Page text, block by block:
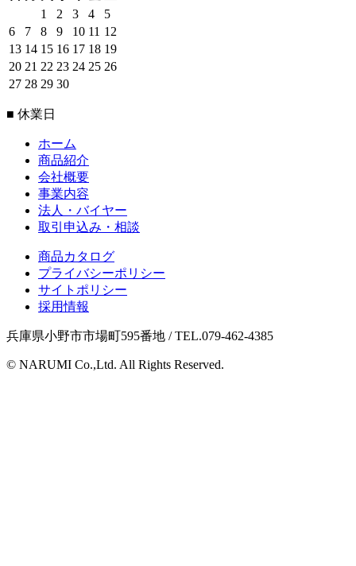
1
2 3 4
5
6
7 8 9 10 11 12
13 14 15 16 17 18 19
20 21 22 23 24 25 26
27 28 29 30
■ 休業日
ホーム
商品紹介
会社概要
事業内容
法人・バイヤー
取引申込み・相談
商品カタログ
プライバシーポリシー
サイトポリシー
採用情報
兵庫県小野市市場町595番地 / TEL.079-462-4385
© NARUMI Co.,Ltd. All Rights Reserved.